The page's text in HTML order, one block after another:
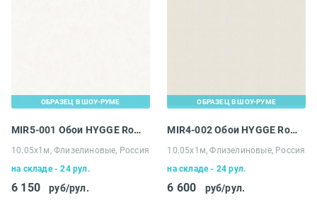
ОБРАЗЕЦ В ШОУ-РУМЕ
MIR5-001 Обои HYGGE Roll Made in Russia
10.05х1м, Флизелиновые, Россия
на складе - 24 рул.
6 150 руб/рул.
ОБРАЗЕЦ В ШОУ-РУМЕ
MIR4-002 Обои HYGGE Roll Made in Russia
10.05х1м, Флизелиновые, Россия
на складе - 24 рул.
6 600 руб/рул.